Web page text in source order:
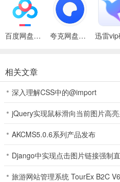
积图、散点图、环形图、统计图。
3、辅助功能模块
据标签等功能，可以帮助用户更好地
4、位置标定
可以将图表变形定位到固定单元格
可以将图表导出成不同分辨率且不
PNG、BMP 等不同图片格式；
百度网盘绿色免安装Pc电脑版 夸克网盘官方正式版
相关文章
深入理解CSS中的@import
jQuery实现鼠标滑向当前图片高
AKCMS5.0.6系列产品发布
Django中实现点击图片链接强制
旅游网站管理系统 TourEx B2C